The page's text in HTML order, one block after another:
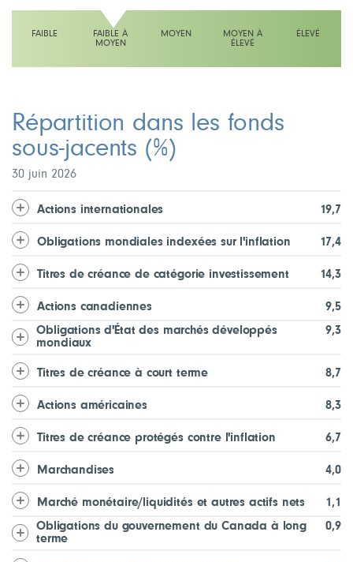
FAIBLE
FAIBLE À
MOYEN
MOYEN
MOYEN À
ÉLEVÉ
ÉLEVÉ
Répartition dans les fonds
sous-jacents (%)
30 juin 2026
Actions internationales 19,7
Obligations mondiales indexées sur l'inflation 17,4
Titres de créance de catégorie investissement 14,3
Actions canadiennes
9,5
Obligations d'État des marchés développés
mondiaux
9,3
Titres de créance à court terme 8,7
Actions américaines 8,3
Titres de créance protégés contre l'inflation 6,7
Marchandises 4,0
Marché monétaire/liquidités et autres actifs nets
1,1
Obligations du gouvernement du Canada à long
terme
0,9